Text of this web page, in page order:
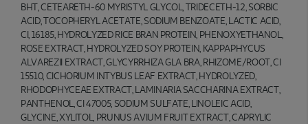
BHT, CETEARETH-60 MYRISTYL GLYCOL, TRIDECETH-12, SORBIC
ACID, TOCOPHERYL ACETATE, SODIUM BENZOATE, LACTIC ACID,
CI, 16185, HYDROLYZED RICE BRAN PROTEIN, PHENOXYETHANOL,
ROSE EXTRACT, HYDROLYZED SOY PROTEIN, KAPPAPHYCUS
ALVAREZII EXTRACT, GLYCYRRHIZA GLA BRA, RHIZOME/ROOT, CI
15510, CICHORIUM INTYBUS LEAF EXTRACT, HYDROLYZED,
RHODOPHYCEAE EXTRACT, LAMINARIA SACCHARINA EXTRACT,
PANTHENOL, CI 47005, SODIUM SULFATE, LINOLEIC ACID,
GLYCINE, XYLITOL, PRUNUS AVIUM FRUIT EXTRACT, CAPRYLIC